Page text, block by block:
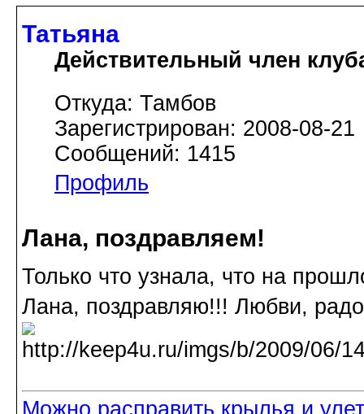
Татьяна
Действительный член
Откуда: Тамбов
Зарегистрирован: 2008-08-21
Сообщений: 1415
Профиль
Лана, поздравляем!
Только что узнала, что на
Лана, поздравляю!!! Любви,
Можно расправить крылья и